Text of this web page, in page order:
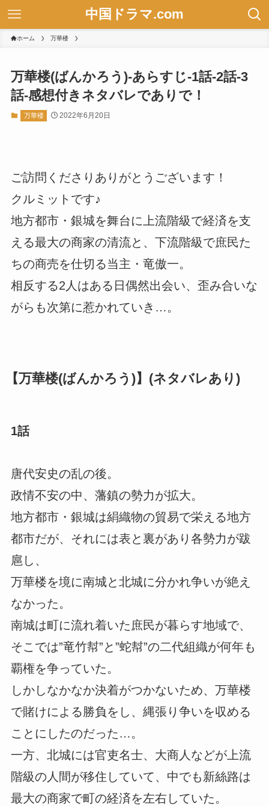
中国ドラマ.com
ホーム 万華楼
万華楼(ばんかろう)-あらすじ-1話-2話-3
話-感想付きネタバレでありで！
万華楼 2022年6月20日
ご訪問くださりありがとうございます！
クルミットです♪
地方都市・銀城を舞台に上流階級で経済を支
える最大の商家の清流と、下流階級で庶民た
ちの商売を仕切る当主・竜傲一。
相反する2人はある日偶然出会い、歪み合いな
がらも次第に惹かれていき…。
【万華楼(ばんかろう)】(ネタバレあり)
1話
唐代安史の乱の後。
政情不安の中、藩鎮の勢力が拡大。
地方都市・銀城は絹織物の貿易で栄える地方
都市だが、それには表と裏があり各勢力が跋
扈し、
万華楼を境に南城と北城に分かれ争いが絶え
なかった。
南城は町に流れ着いた庶民が暮らす地域で、
そこでは”竜竹幇”と”蛇幇”の二代組織が何年も
覇権を争っていた。
しかしなかなか決着がつかないため、万華楼
で賭けによる勝負をし、縄張り争いを収める
ことにしたのだった…。
一方、北城には官吏名士、大商人などが上流
階級の人間が移住していて、中でも新絲路は
最大の商家で町の経済を左右していた。